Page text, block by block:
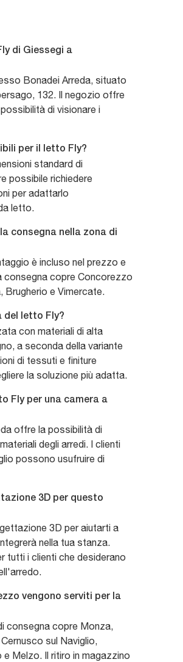
di Giessegi a
Bonadei Arreda, situato
132. Il negozio offre
di visionare i
per il letto Fly?
standard di
possibile richiedere
per adattarlo
letto.
consegna nella zona di
è incluso nel prezzo e
consegna copre Concorezzo
Brugherio e Vimercate.
del letto Fly?
con materiali di alta
a seconda della variante
di tessuti e finiture
la soluzione più adatta.
Fly per una camera a
offre la possibilità di
degli arredi. I clienti
possono usufruire di
3D per questo
3D per aiutarti a
nella tua stanza.
tutti i clienti che desiderano
vengono serviti per la
consegna copre Monza,
sul Naviglio,
Melzo. Il ritiro in magazzino